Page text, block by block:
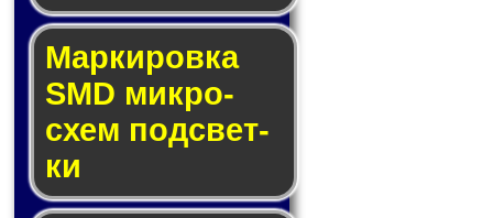
Маркировка
SMD мик­ро­
схем под­свет­
ки